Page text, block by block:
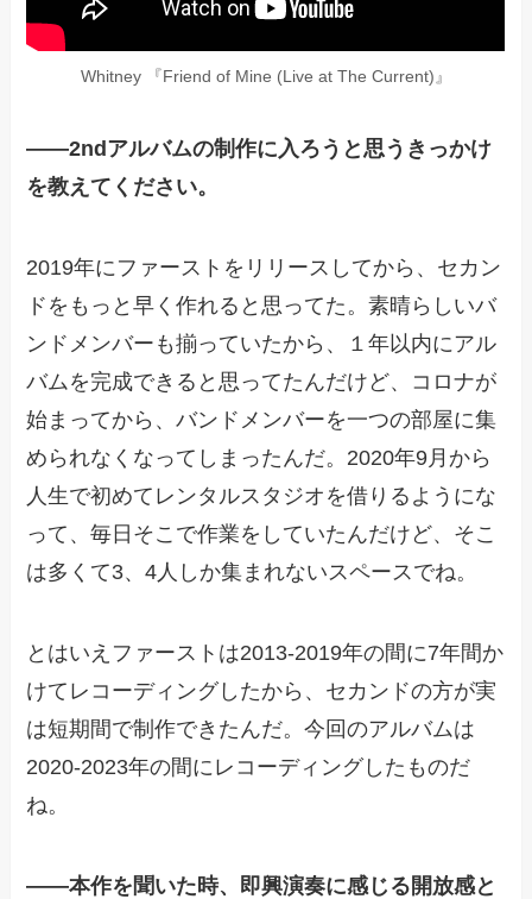
Whitney 『Friend of Mine (Live at The Current)』
——2ndアルバムの制作に入ろうと思うきっかけ
を教えてください。
2019年にファーストをリリースしてから、セカン
ドをもっと早く作れると思ってた。素晴らしいバ
ンドメンバーも揃っていたから、１年以内にアル
バムを完成できると思ってたんだけど、コロナが
始まってから、バンドメンバーを一つの部屋に集
められなくなってしまったんだ。2020年9月から
人生で初めてレンタルスタジオを借りるようにな
って、毎日そこで作業をしていたんだけど、そこ
は多くて3、4人しか集まれないスペースでね。
とはいえファーストは2013-2019年の間に7年間か
けてレコーディングしたから、セカンドの方が実
は短期間で制作できたんだ。今回のアルバムは
2020-2023年の間にレコーディングしたものだ
ね。
——本作を聞いた時、即興演奏に感じる開放感と